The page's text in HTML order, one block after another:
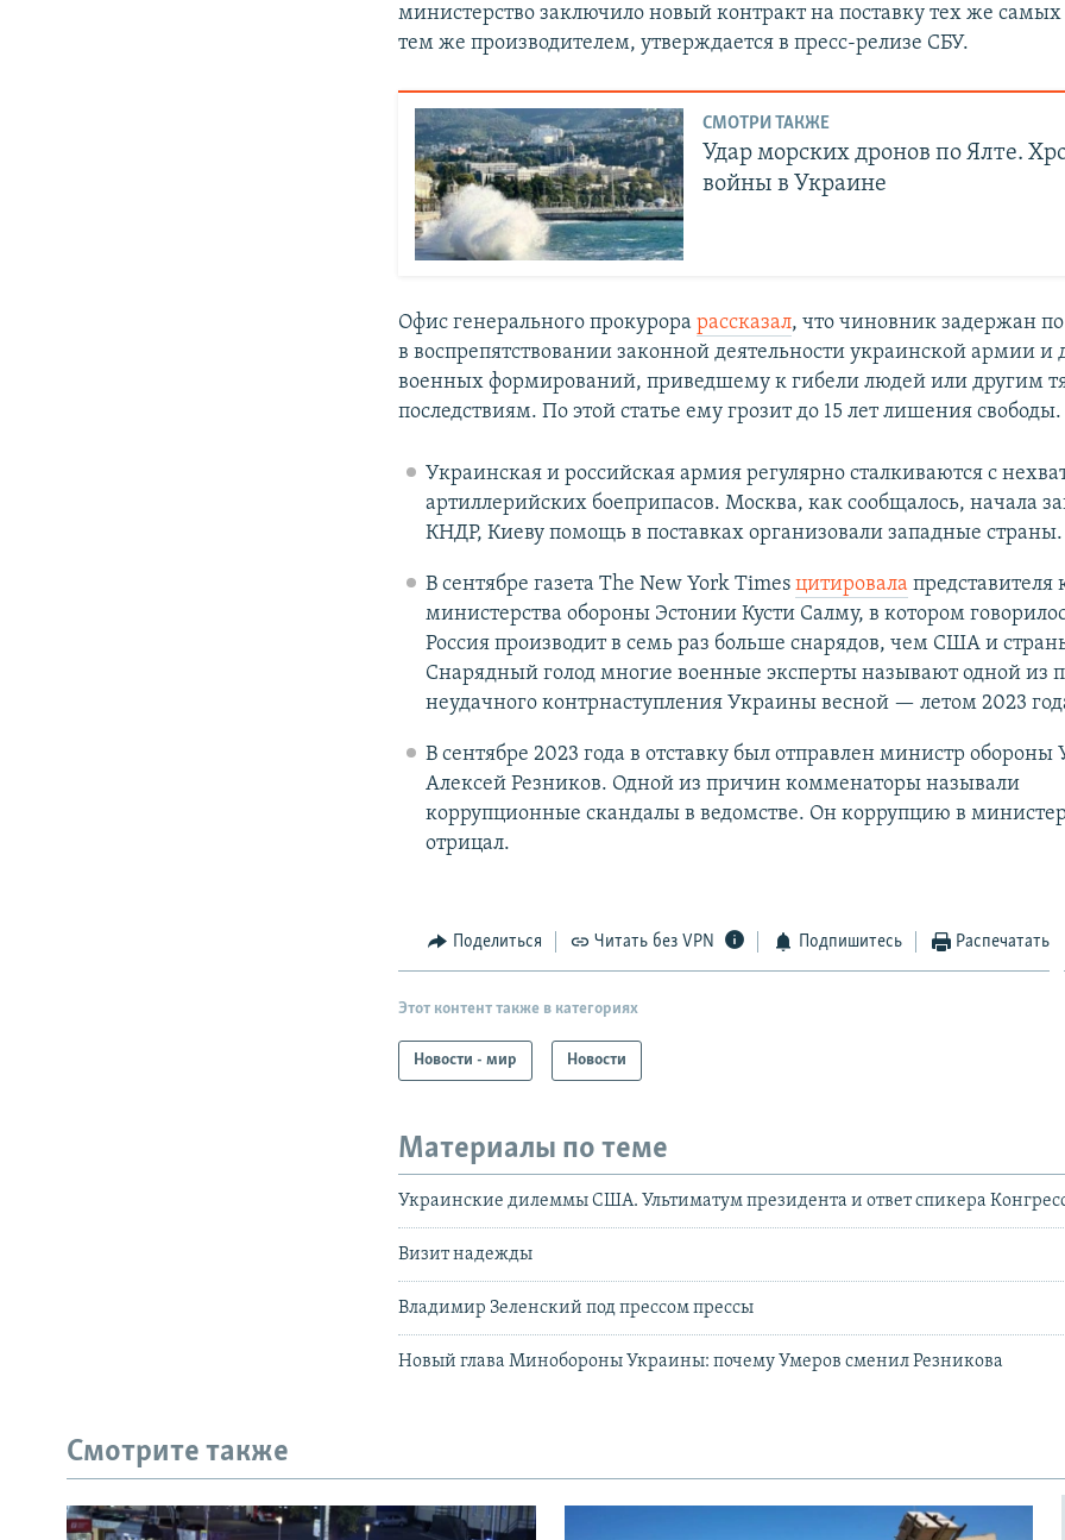
министерство заключило новый контракт на поставку тех же самых
тем же производителем, утверждается в пресс-релизе СБУ.
СМОТРИ ТАКЖЕ
Удар морских дронов по Ялте.
войны в Украине
Офис генерального прокурорарассказал, что чиновник задержан
в воспрепятствовании законной деятельности украинской армии и
военных формирований, приведшему к гибели людей или другим
последствиям. По этой статье ему грозит до 15 лет лишения свободы.
Украинская и российская армия регулярно сталкиваются с
артиллерийских боеприпасов. Москва, как сообщалось, начала
КНДР, Киеву помощь в поставках организовали западные страны.
В сентябре газета The New York Times цитировала представителя
министерства обороны Эстонии Кусти Салму, в котором
Россия производит в семь раз больше снарядов, чем США и
Снарядный голод многие военные эксперты называют одной из
неудачного контрнаступления Украины весной — летом 2023
В сентябре 2023 года в отставку был отправлен министр
Алексей Резников. Одной из причин комменаторы называли
коррупционные скандалы в ведомстве. Он коррупцию в
отрицал.
Поделиться Читать без VPN Подпишитесь Распечатать
Этот контент также в категориях
Новости - мир Новости
Материалы по теме
Украинские дилеммы США. Ультиматум президента и ответ спикера
Визит надежды
Владимир Зеленский под прессом прессы
Новый глава Минобороны Украины: почему Умеров сменил Резникова
Смотрите также